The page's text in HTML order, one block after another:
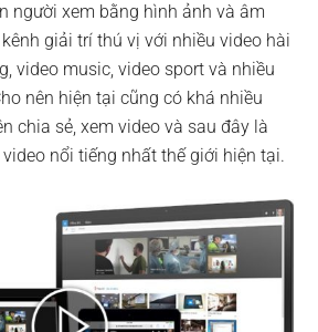
người xem bằng hình ảnh và âm
giải trí thú vị với nhiều video hài
video music, video sport và nhiều
nên hiện tại cũng có khá nhiều
chia sẻ, xem video và sau đây là
nổi tiếng nhất thế giới hiện tại.